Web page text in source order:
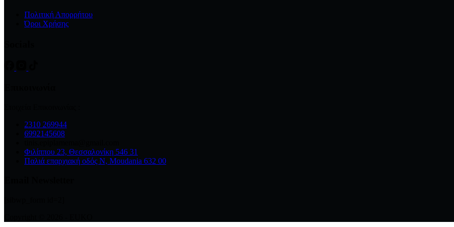
Πολιτική Απορρήτου
Όροι Χρήσης
2310 269944
6992145608
Φιλίππου 23, Θεσσαλονίκη 546 31
Παλιά επαρχιακή οδός Ν, Moudania 632 00